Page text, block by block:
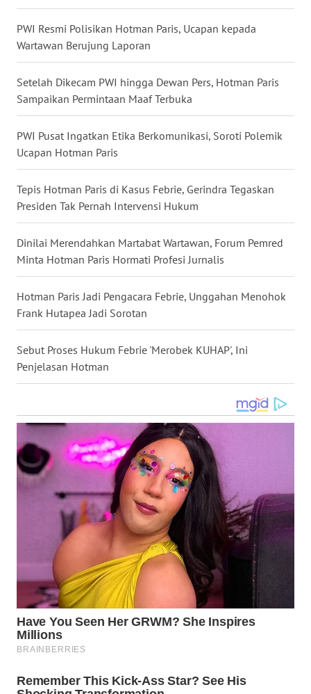
PWI Resmi Polisikan Hotman Paris, Ucapan kepada
Wartawan Berujung Laporan
Setelah Dikecam PWI hingga Dewan Pers, Hotman Paris
Sampaikan Permintaan Maaf Terbuka
PWI Pusat Ingatkan Etika Berkomunikasi, Soroti Polemik
Ucapan Hotman Paris
Tepis Hotman Paris di Kasus Febrie, Gerindra Tegaskan
Presiden Tak Pernah Intervensi Hukum
Dinilai Merendahkan Martabat Wartawan, Forum Pemred
Minta Hotman Paris Hormati Profesi Jurnalis
Hotman Paris Jadi Pengacara Febrie, Unggahan Menohok
Frank Hutapea Jadi Sorotan
Sebut Proses Hukum Febrie 'Merobek KUHAP', Ini
Penjelasan Hotman
NUSANTARA
JOGJA
WN
JATIM
WN
BALI
WN
KALBAR
WN
WN
KALTIM
WN
SULSEL
GORONTALO
WN
SULUT
WN
MALUKU
WN